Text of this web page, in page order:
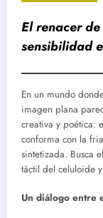
El renacer
sensibilidad
En un mundo
imagen plana
creativa y poética:
conforma con la
sintetizada. Busca
táctil del celuloide
Un diálogo entre